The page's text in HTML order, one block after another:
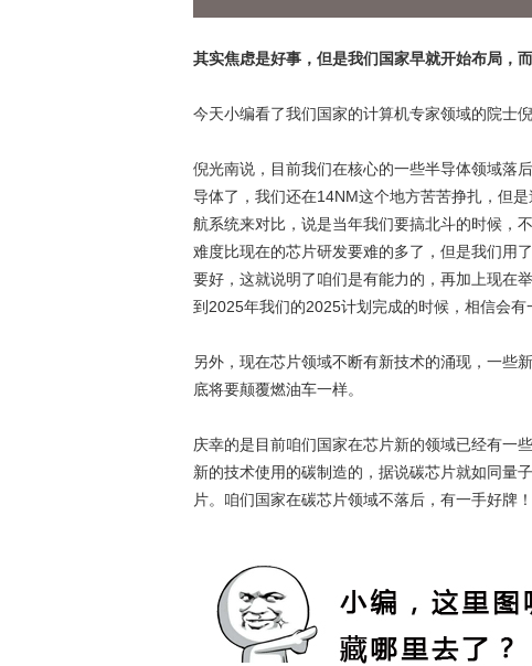
其实焦虑是好事，但是我们国家早就开始布局，
今天小编看了我们国家的计算机专家领域的院士
倪光南说，目前我们在核心的一些半导体领域落
导体了，我们还在14NM这个地方苦苦挣扎，但
航系统来对比，说是当年我们要搞北斗的时候，
难度比现在的芯片研发要难的多了，但是我们用
要好，这就说明了咱们是有能力的，再加上现在
到2025年我们的2025计划完成的时候，相信会有
另外，现在芯片领域不断有新技术的涌现，一些
底将要颠覆燃油车一样。
庆幸的是目前咱们国家在芯片新的领域已经有一
新的技术使用的碳制造的，据说碳芯片就如同量
片。咱们国家在碳芯片领域不落后，有一手好牌